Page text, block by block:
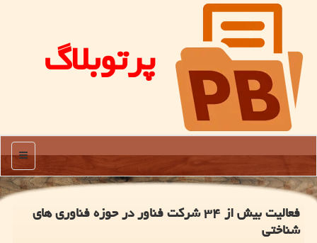
پرتوبلاگ
منو
فعالیت بیش از ۳۴ شركت فناور در حوزه فناوری های
شناختی